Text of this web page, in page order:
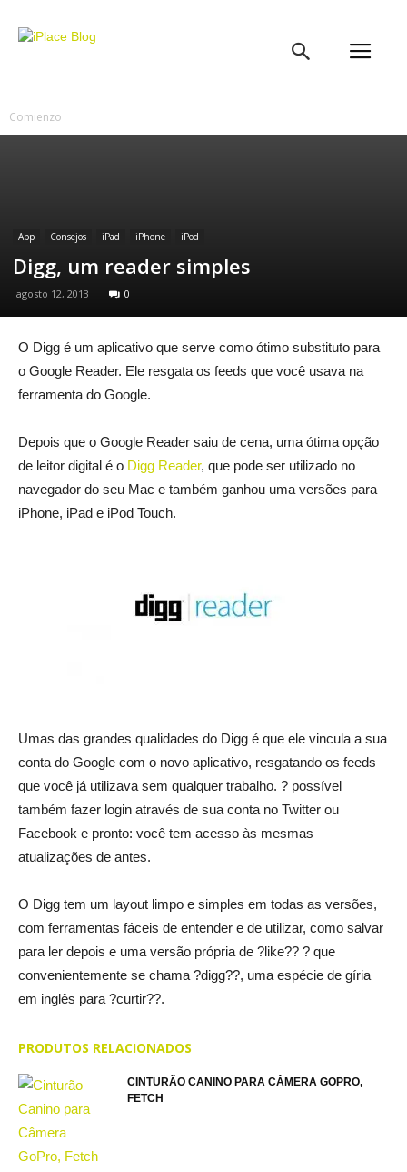
Comienzo
App Consejos iPad iPhone iPod
Digg, um reader simples
agosto 12, 2013 0
O Digg é um aplicativo que serve como ótimo substituto para
o Google Reader. Ele resgata os feeds que você usava na
ferramenta do Google.
Depois que o Google Reader saiu de cena, uma ótima opção
de leitor digital é o Digg Reader, que pode ser utilizado no
navegador do seu Mac e também ganhou uma versões para
iPhone, iPad e iPod Touch.
Umas das grandes qualidades do Digg é que ele vincula a sua
conta do Google com o novo aplicativo, resgatando os feeds
que você já utilizava sem qualquer trabalho. ? possível
também fazer login através de sua conta no Twitter ou
Facebook e pronto: você tem acesso às mesmas
atualizações de antes.
O Digg tem um layout limpo e simples em todas as versões,
com ferramentas fáceis de entender e de utilizar, como salvar
para ler depois e uma versão própria de ?like?? ? que
convenientemente se chama ?digg??, uma espécie de gíria
em inglês para ?curtir??.
PRODUTOS RELACIONADOS
CINTURÃO CANINO PARA CÂMERA GOPRO,
FETCH